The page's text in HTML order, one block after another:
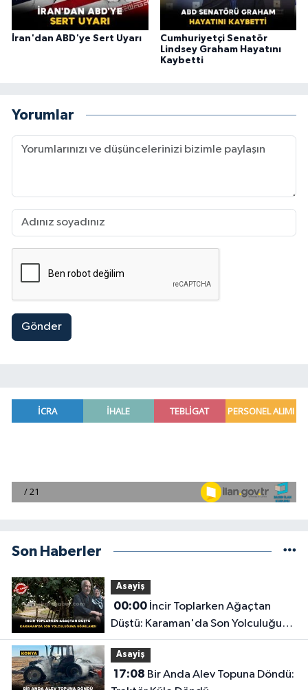
İran'dan ABD'ye Sert Uyarı
Cumhuriyetçi Senatör
Lindsey Graham Hayatını
Kaybetti
Yorumlar
Gönder
Son Haberler
Asayiş
00:00İncir Toplarken Ağaçtan
Düştü: Karaman'da Son Yolculuğuna
Uğurlandı
Asayiş
17:08